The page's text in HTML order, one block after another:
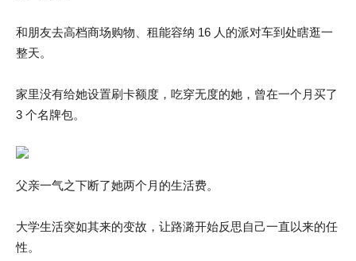
和朋友去高档商场购物、租能容纳 16 人的派对车到处瞎逛一
整天。
家里没有给她设置刷卡额度，吃穿无度的她，曾在一个月买了
3 个名牌包。
父亲一气之下断了她两个月的生活费。
大学生活突如其来的变故，让路潞开始反思自己一直以来的任
性。